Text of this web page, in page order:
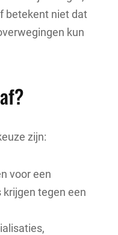
betekent niet dat
kun
zijn:
voor een
tegen een